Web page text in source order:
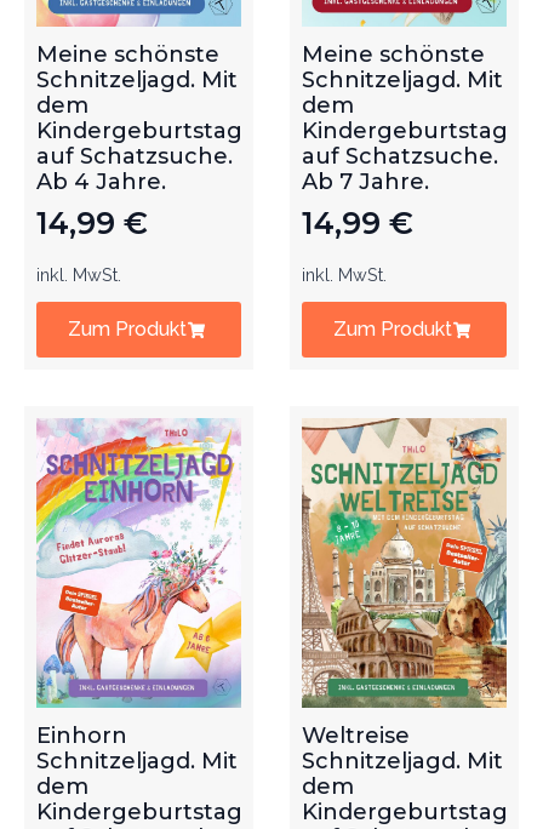
Meine schönste
Schnitzeljagd. Mit
dem
Kindergeburtstag
auf Schatzsuche.
Ab 4 Jahre.
14,99 €
inkl. MwSt.
Zum Produkt
Meine schönste
Schnitzeljagd. Mit
dem
Kindergeburtstag
auf Schatzsuche.
Ab 7 Jahre.
14,99 €
inkl. MwSt.
Zum Produkt
Einhorn
Schnitzeljagd. Mit
dem
Kindergeburtstag
Weltreise
Schnitzeljagd. Mit
dem
Kindergeburtstag